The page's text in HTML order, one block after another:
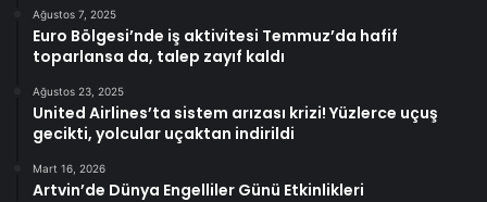
Ağustos 7, 2025
Euro Bölgesi’nde iş aktivitesi Temmuz’da hafif
toparlansa da, talep zayıf kaldı
Ağustos 23, 2025
United Airlines’ta sistem arızası krizi! Yüzlerce uçuş
gecikti, yolcular uçaktan indirildi
Mart 16, 2026
Artvin’de Dünya Engelliler Günü Etkinlikleri